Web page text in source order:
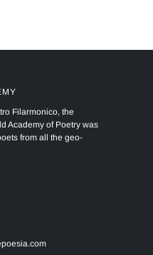
Filarmonico, the
Academy of Poetry was
from all the geo-